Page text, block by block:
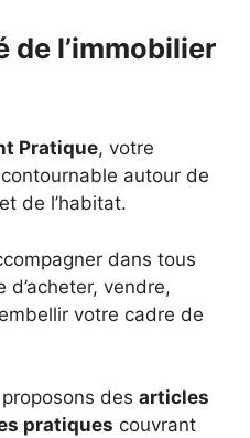
de l’immobilier
Pratique, votre
autour de
de l’habitat.
dans tous
d’acheter, vendre,
votre cadre de
des articles
pratiques couvrant